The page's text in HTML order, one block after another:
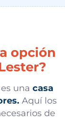
opción
es una casa
Aquí los
de